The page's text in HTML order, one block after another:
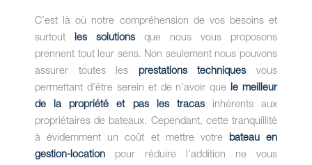
C’est là où notre compréhension de vos besoins et
surtout les solutions que nous vous proposons
prennent tout leur sens. Non seulement nous pouvons
assurer toutes les
prestations techniques vous
permettant d’être serein et de n’avoir quele meilleur
de la propriété et pas les tracas inhérents aux
propriétaires de bateaux. Cependant, cette tranquillité
à évidemment un coût et mettre votre bateau en
gestion-location pour réduire l’addition ne vous